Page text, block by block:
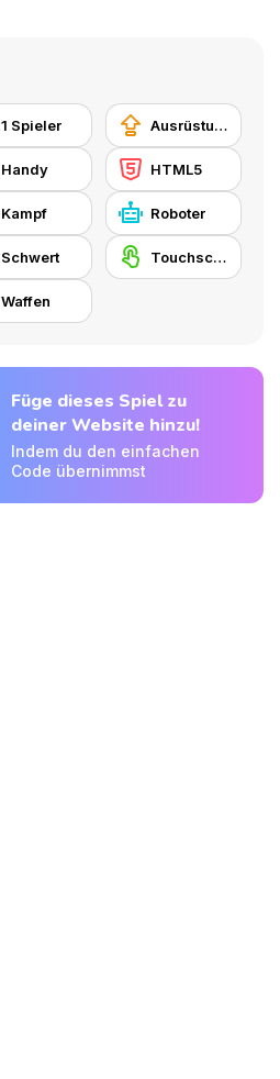
1 Spieler Ausrüstungs-Upgrade kaufen
Handy HTML5
Kampf Roboter
Schwert Touchscreen
Waffen
Füge dieses Spiel zu
deiner Website hinzu!
Indem du den einfachen
Code übernimmst